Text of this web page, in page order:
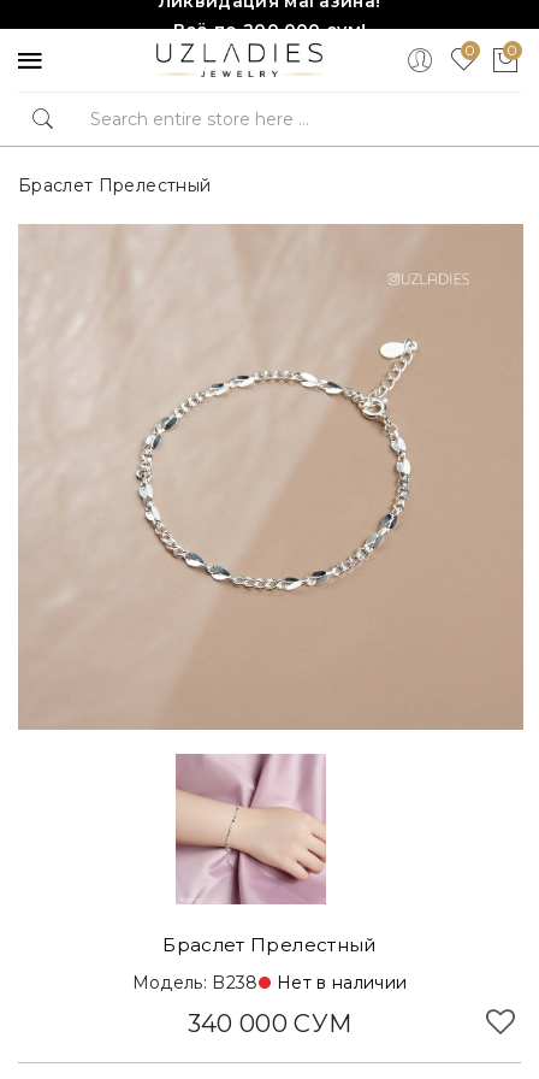
Всё по 200,000 сум!
Торопитесь, количество ограничено!❤️!0 0
Браслет Прелестный
Браслет Прелестный
Модель: B238 Нет в наличии
340 000 СУМ